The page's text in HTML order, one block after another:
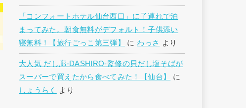
「コンフォートホテル仙台西口」に子連れで泊
まってみた。朝食無料がデフォルト！子供添い
寝無料！【旅行ごっこ第三弾】
に わっさ より
大人気 だし廊-DASHIRO-監修の貝だし塩そばが
スーパーで買えたから食べてみた！【仙台】
に
しょうらく
より